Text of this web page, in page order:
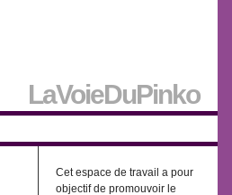
LaVoieDuPinko
Cet espace de travail a pour
objectif de promouvoir le